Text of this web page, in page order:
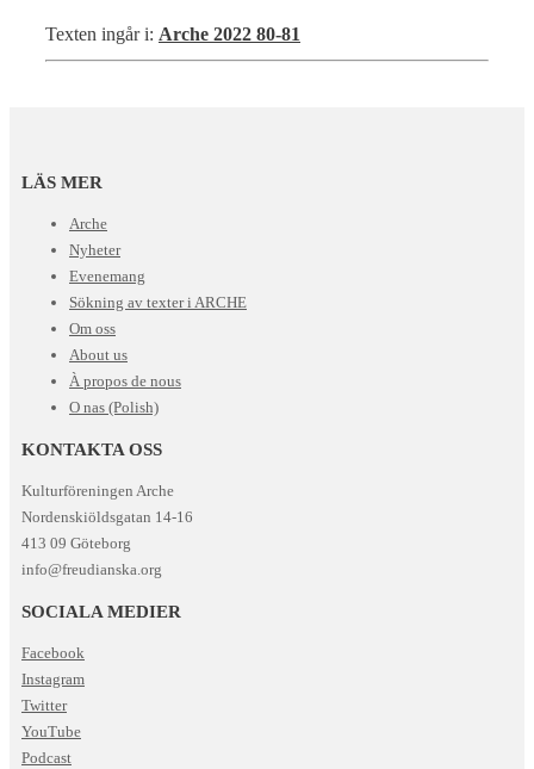
Texten ingår i: Arche 2022 80-81
LÄS MER
Arche
Nyheter
Evenemang
Sökning av texter i ARCHE
Om oss
About us
À propos de nous
O nas (Polish)
KONTAKTA OSS
Kulturföreningen Arche
Nordenskiöldsgatan 14-16
413 09 Göteborg
info@freudianska.org
SOCIALA MEDIER
Facebook
Instagram
Twitter
YouTube
Podcast